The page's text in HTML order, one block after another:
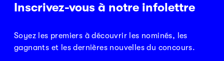
Inscrivez-vous à notre infolettre
Soyez les premiers à découvrir les nominés, les
gagnants et les dernières nouvelles du concours.